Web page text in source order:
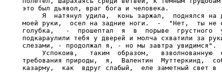
это был дьявол, враг бога и человека.
Я  натянул удила,  конь заржал,  поднялся на
моей руки,  осел на задние ноги.  -  "Нет,  ты не
голубка,   -  прошептал  я  в  порыве  грустного
подкараулили тебя у дверей и молча схватили за
слезами, - продолжал я, - но мы завтра увидимся".
Успокоив,   таким  образом,   взволнованную
требования природы,  я,  Валентин  Муттеркинд,
казарму,  как  вдруг слабый,  еле заметный свет в